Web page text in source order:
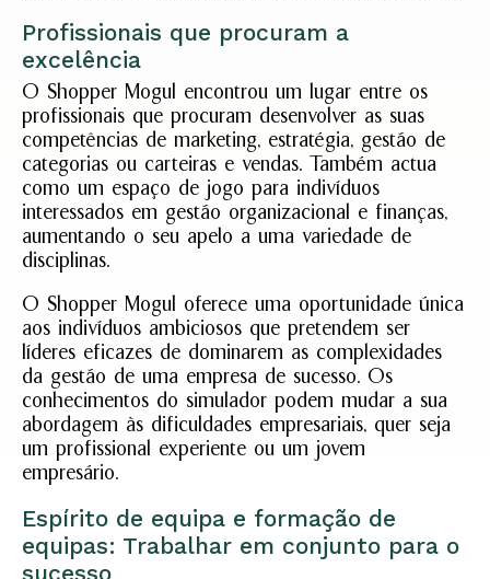
Profissionais que procuram a
excelência
O Shopper Mogul encontrou um lugar entre os
profissionais que procuram desenvolver as suas
competências de marketing, estratégia, gestão de
categorias ou carteiras e vendas. Também actua
como um espaço de jogo para indivíduos
interessados em gestão organizacional e finanças,
aumentando o seu apelo a uma variedade de
disciplinas.
O Shopper Mogul oferece uma oportunidade única
aos indivíduos ambiciosos que pretendem ser
líderes eficazes de dominarem as complexidades
da gestão de uma empresa de sucesso. Os
conhecimentos do simulador podem mudar a sua
abordagem às dificuldades empresariais, quer seja
um profissional experiente ou um jovem
empresário.
Espírito de equipa e formação de
equipas: Trabalhar em conjunto para o
sucesso